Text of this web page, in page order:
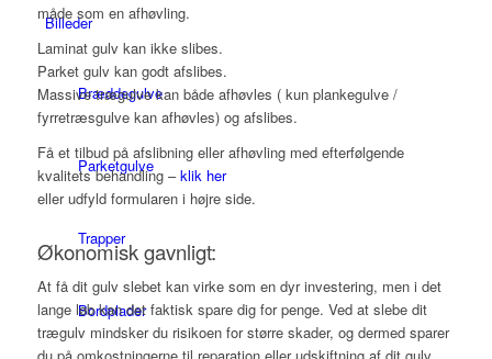
Billeder
Bræddegulve
Parketgulve
Trapper
Bordplader
måde som en afhøvling.
Laminat gulv kan ikke slibes.
Parket gulv kan godt afslibes.
Massive trægulve kan både afhøvles ( kun plankegulve /
fyrretræsgulve kan afhøvles) og afslibes.
Få et tilbud på afslibning eller afhøvling med efterfølgende
kvalitets behandling –klik her
eller udfyld formularen i højre side.
Økonomisk gavnligt:
At få dit gulv slebet kan virke som en dyr investering, men i det
lange løb kan det faktisk spare dig for penge. Ved at slebe dit
trægulv mindsker du risikoen for større skader, og dermed sparer